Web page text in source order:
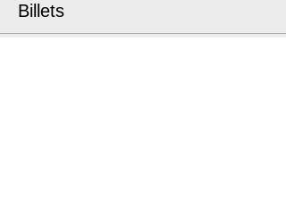
Billets